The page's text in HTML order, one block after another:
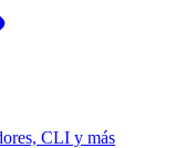
CLI y más